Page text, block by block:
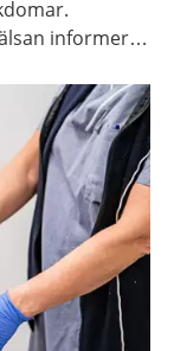
informerar